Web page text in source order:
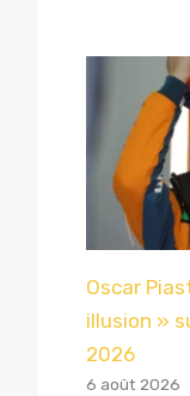
Oscar
illusion »
2026
6 août 2026